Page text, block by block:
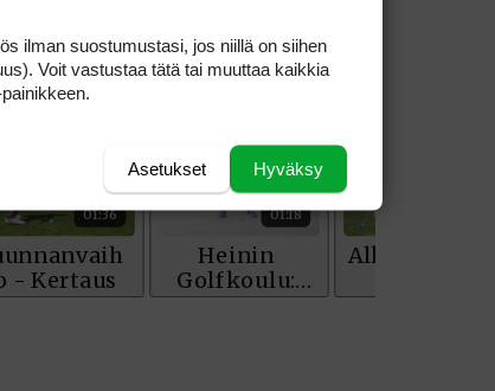
ilman suostumustasi, jos niillä on siihen
Voit vastustaa tätä tai muuttaa kaikkia
Hyväksy
Asetukset